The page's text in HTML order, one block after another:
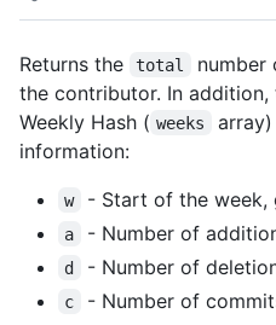
Returns the total
number
the contributor. In addition,
Weekly Hash ( weeks
information:
w - Start of the week,
a - Number of
d - Number of
c - Number of